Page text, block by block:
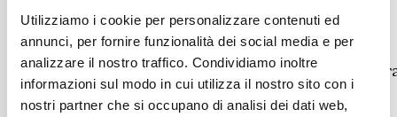
Utilizziamo i cookie per personalizzare contenuti ed
annunci, per fornire funzionalità dei social media e per
analizzare il nostro traffico. Condividiamo inoltre
informazioni sul modo in cui utilizza il nostro sito con i
nostri partner che si occupano di analisi dei dati web,
SAGAPO'
Orecchino Sagapo Ripple